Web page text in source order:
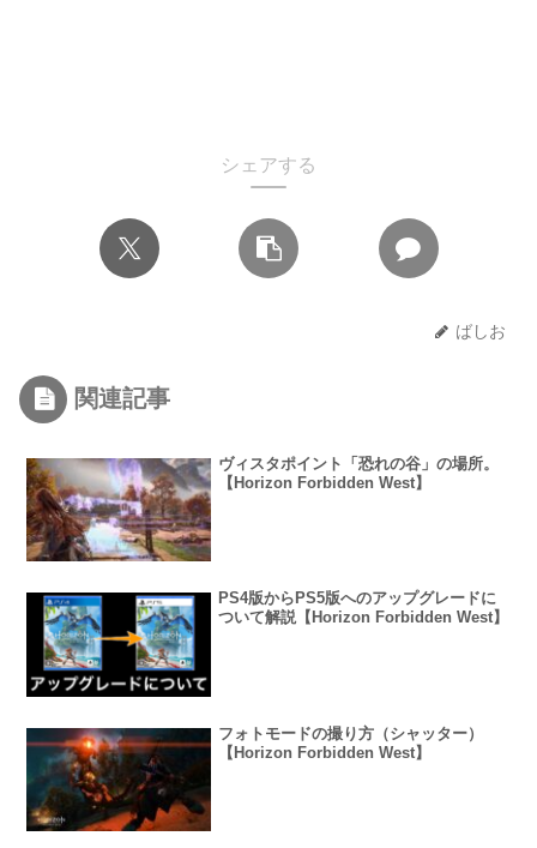
シェアする
ばしお
関連記事
ヴィスタポイント「恐れの谷」の場所。
【Horizon Forbidden West】
PS4版からPS5版へのアップグレードに
ついて解説【Horizon Forbidden West】
フォトモードの撮り方（シャッター）
【Horizon Forbidden West】